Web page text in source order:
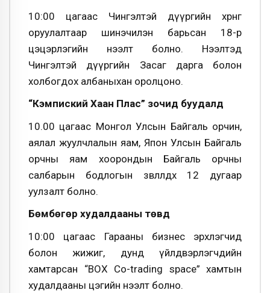
10:00 цагаас Чингэлтэй дүүргийн хөрөнгө
оруулалтаар шинэчилэн барьсан 18-р
цэцэрлэгийн нээлт болно. Нээлтэд
Чингэлтэй дүүргийн Засаг дарга болон
холбогдох албаныхан оролцоно.
“Кэмпиский Хаан Плас” зочид буудалд
10.00 цагаас Монгол Улсын Байгаль орчин,
аялал жуулчлалын яам, Япон Улсын Байгаль
орчны яам хоорондын Байгаль орчны
салбарын бодлогын зөвлөлдөх 12 дугаар
уулзалт болно.
Бөмбөгөр худалдааны төвд
10:00 цагаас Гарааны бизнес эрхлэгчид
болон жижиг, дунд үйлдвэрлэгчдийн
хамтарсан “BOX Co-trading space” хамтын
худалдааны цэгийн нээлт болно.